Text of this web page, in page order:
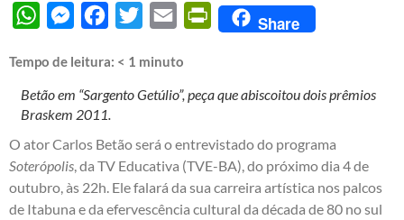
WhatsAppMessengerFacebook
Twitter Email PrintFriendly
Share
Tempo de leitura: < 1 minuto
Betão em “Sargento Getúlio”, peça que abiscoitou dois prêmios
Braskem 2011.
O ator Carlos Betão será o entrevistado do programa
Soterópolis, da TV Educativa (TVE-BA), do próximo dia 4 de
outubro, às 22h. Ele falará da sua carreira artística nos palcos
de Itabuna e da efervescência cultural da década de 80 no sul